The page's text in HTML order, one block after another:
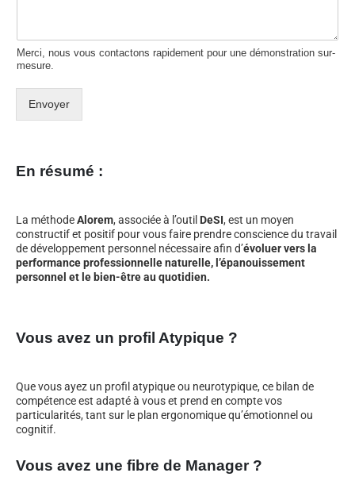
Merci, nous vous contactons rapidement pour une démonstration sur-
mesure.
Envoyer
En résumé :
La méthodeAlorem, associée à l’outil DeSI, est un moyen
constructif et positif pour vous faire prendre conscience du travail
de développement personnel nécessaire afin d’évoluer vers la
performance professionnelle naturelle, l’épanouissement
personnel et le bien-être au quotidien.
Vous avez un profil Atypique ?
Que vous ayez un profil atypique ou neurotypique, ce bilan de
compétence est adapté à vous et prend en compte vos
particularités, tant sur le plan ergonomique qu’émotionnel ou
cognitif.
Vous avez une fibre de Manager ?